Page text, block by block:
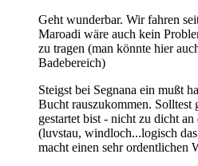
Geht wunderbar. Wir fahren
Maroadi wäre auch kein
zu tragen (man könnte hier
Badebereich)
Steigst bei Segnana ein mußt
Bucht rauszukommen. Solltest
gestartet bist - nicht zu dicht
(luvstau, windloch...logisch
macht einen sehr ordentlichen